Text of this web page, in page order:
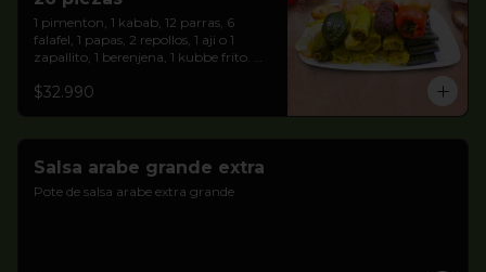
1 pimenton, 1 kabab, 12 parras, 6
falafel, 1 papas, 2 repollos, 1 aji o 1
zapallito, 1 berenjena, 1 kubbe frito.
$32.990
Salsa arabe grande extra
Pote de salsa arabe extra grande